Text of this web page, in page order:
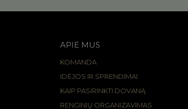
APIE MUS
KOMANDA
IDĖJOS IR SPRENDIMAI
KAIP PASIRINKTI DOVANĄ
RENGINIŲ ORGANIZAVIMAS